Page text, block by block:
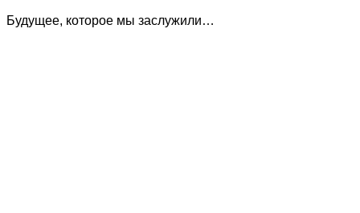
Будущее, которое мы заслужили…